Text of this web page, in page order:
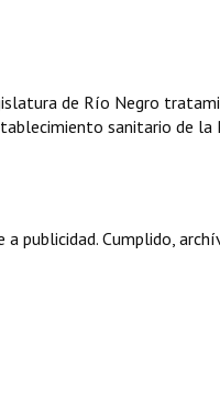
de Río Negro
sanitario de la
a publicidad. Cumplido,